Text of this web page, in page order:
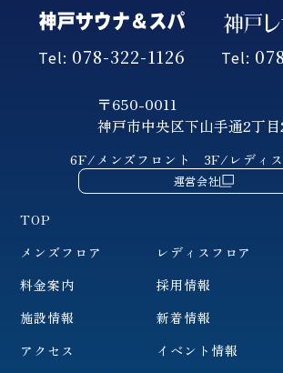
Tel: 078-322-1126 Tel:
〒650-0011
神戸市中央区下山手通2丁
6F/メンズフロント 3F/レディ
運営会社
TOP
メンズフロア
料金案内
施設情報
アクセス
レディスフロア
採用情報
新着情報
イベント情報